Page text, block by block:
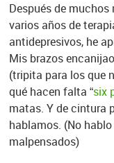
Después de
varios años de
antidepresivos, he
Mis brazos
(tripita para los que
qué hacen falta “six
matas. Y de cintura
hablamos. (No
malpensados)